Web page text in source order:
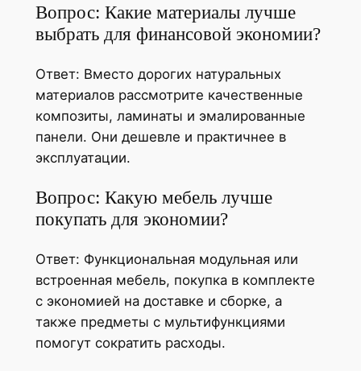
Вопрос: Какие материалы лучше
выбрать для финансовой экономии?
Ответ: Вместо дорогих натуральных
материалов рассмотрите качественные
композиты, ламинаты и эмалированные
панели. Они дешевле и практичнее в
эксплуатации.
Вопрос: Какую мебель лучше
покупать для экономии?
Ответ: Функциональная модульная или
встроенная мебель, покупка в комплекте
с экономией на доставке и сборке, а
также предметы с мультифункциями
помогут сократить расходы.